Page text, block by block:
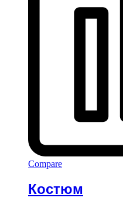
Compare
Костюм